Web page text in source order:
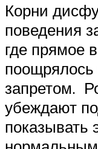
Корни
поведения
где прямое
поощрялось
запретом.
убеждают
показывать